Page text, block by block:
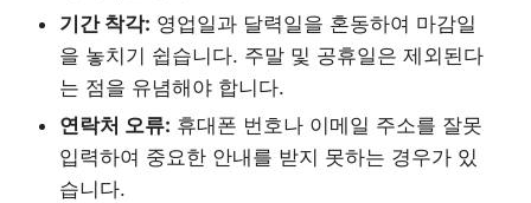
기간 착각: 영업일과 달력일을 혼동하여 마감일
을 놓치기 쉽습니다. 주말 및 공휴일은 제외된다
는 점을 유념해야 합니다.
연락처 오류: 휴대폰 번호나 이메일 주소를 잘못
입력하여 중요한 안내를 받지 못하는 경우가 있
습니다.